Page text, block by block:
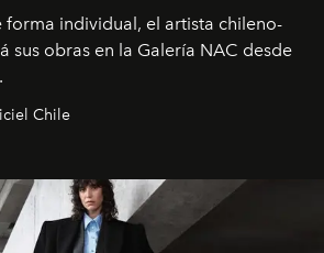
forma individual, el artista chileno-
sus obras en la Galería NAC desde
Chile